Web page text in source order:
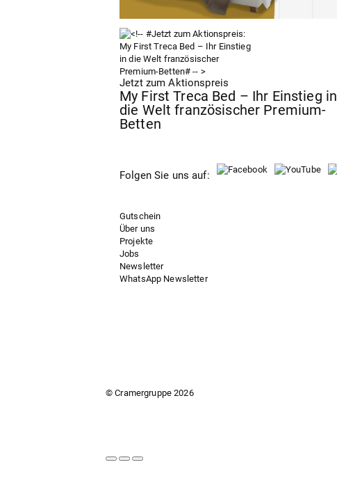
Jetzt zum Aktionspreis
My First Treca Bed – Ihr Einstieg in
die Welt französischer Premium-
Betten
Folgen Sie uns auf:
Gutschein
Über uns
Projekte
Jobs
Newsletter
WhatsApp Newsletter
© Cramergruppe2026